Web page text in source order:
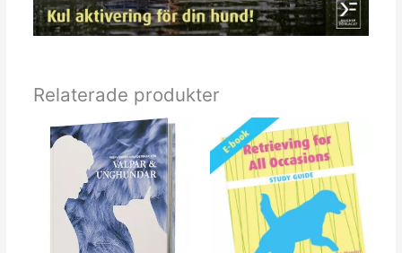
Relaterade produkter